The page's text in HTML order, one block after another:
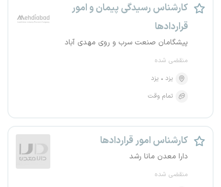
کارشناس رسیدگی پیمان و امور
قراردادها
پیشگامان صنعت سرب و روی مهدی آباد
منقضی شده
یزد
یزد
تمام وقت
کارشناس امور قراردادها
دارا معدن مانا رشد
منقضی شده